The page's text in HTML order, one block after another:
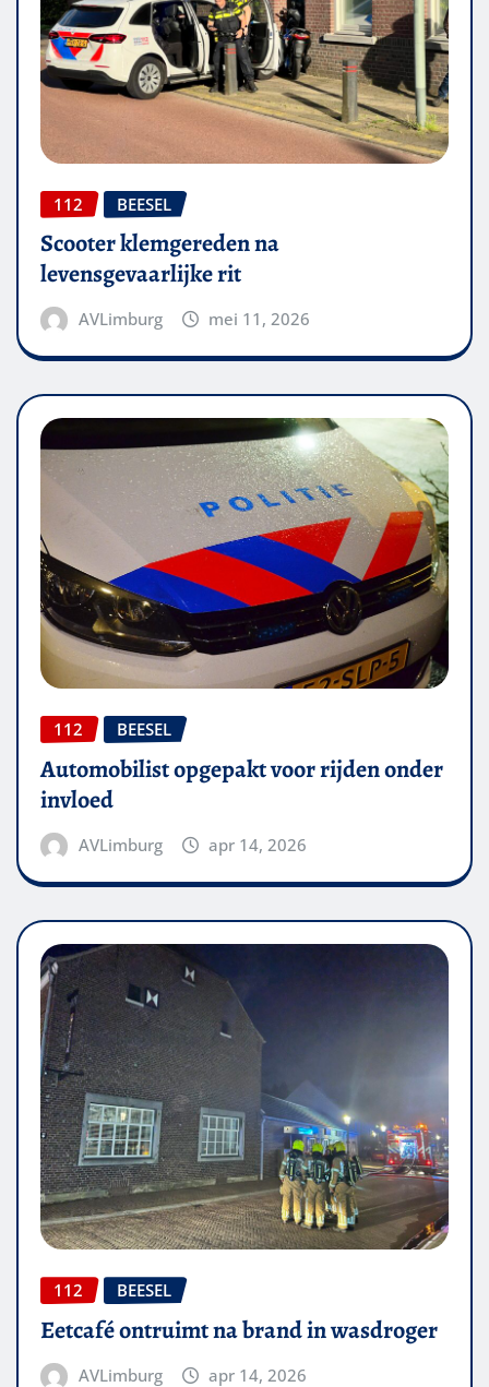
112 BEESEL
Scooter klemgereden na
levensgevaarlijke rit
AVLimburg mei 11, 2026
112 BEESEL
Automobilist opgepakt voor rijden onder
invloed
AVLimburg apr 14, 2026
112 BEESEL
Eetcafé ontruimt na brand in wasdroger
AVLimburg apr 14, 2026